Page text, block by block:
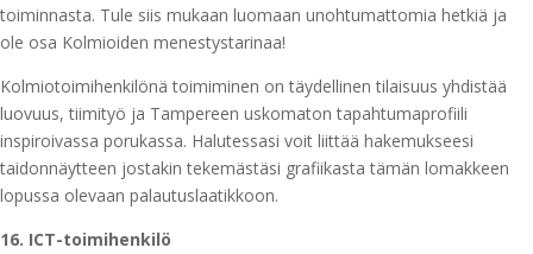
toiminnasta. Tule siis mukaan luomaan unohtumattomia hetkiä ja
ole osa Kolmioiden menestystarinaa!
Kolmiotoimihenkilönä toimiminen on täydellinen tilaisuus yhdistää
luovuus, tiimityö ja Tampereen uskomaton tapahtumaprofiili
inspiroivassa porukassa. Halutessasi voit liittää hakemukseesi
taidonnäytteen jostakin tekemästäsi grafiikasta tämän lomakkeen
lopussa olevaan palautuslaatikkoon.
16. ICT-toimihenkilö